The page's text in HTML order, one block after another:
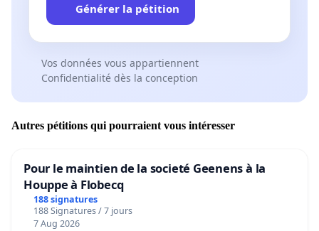
Générer la pétition
Vos données vous appartiennent
Confidentialité dès la conception
Autres pétitions qui pourraient vous intéresser
Pour le maintien de la societé Geenens à la
Houppe à Flobecq
188 signatures
188 Signatures / 7 jours
7 Aug 2026